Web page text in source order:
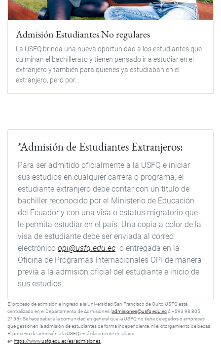
Admisión Estudiantes No regulares
La USFQ brinda una nueva oportunidad a los estudiantes que
culminan el bachillerato y tienen pensado ir a estudiar en el
extranjero y también para quienes ya estudiaban en el
extranjero, pero por...
*Admisión de Estudiantes Extranjeros:
Para ser admitido oficialmente a la USFQ e iniciar
sus estudios en cualquier carrera o programa, el
estudiante extranjero debe contar con un título de
bachiller reconocido por el Ministerio de Educación
del Ecuador y con una visa o estatus migratorio que
le permita estudiar en el país. Una copia a color de la
visa de estudiante debe ser enviada al correo
electrónico opi@usfq.edu.ec o entregada en la
Oficina de Programas Internacionales OPI de manera
previa a la admisión oficial del estudiante e inicio de
sus estudios.
El proceso de admisión e ingreso a la Universidad San Francisco de Quito USFQ está
centralizado en el Departamento de Admisiones (admisiones@usfq.edu.ecó +593 98 805
2155). Se hace saber a la comunidad en general que la USFQ no tiene delegados o empresas
que gestionen la admisión de estudiantes de forma independiente, ni el otorgamiento de becas.
El proceso de admisión a la USFQ está claramente detallado
en https://www.usfq.edu.ec/es/admisiones